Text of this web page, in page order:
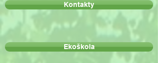
Kontakty
Ekoškola